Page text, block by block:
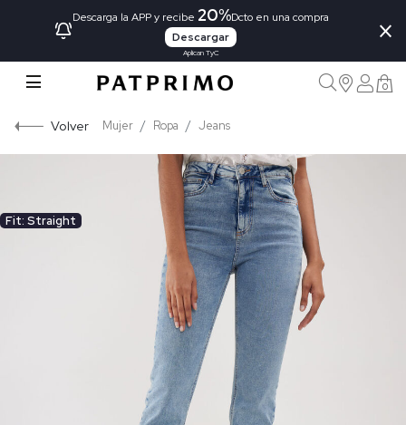
Descarga la APP y recibe 20%Dcto en una compra
Descargar
Aplican TyC
×
0
Volver Mujer Ropa Jeans
Fit: Straight